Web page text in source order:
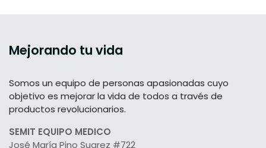
Mejorando tu vida
Somos un equipo de personas apasionadas cuyo
objetivo es mejorar la vida de todos a través de
productos revolucionarios.
SEMIT EQUIPO MEDICO
José María Pino Suarez #722